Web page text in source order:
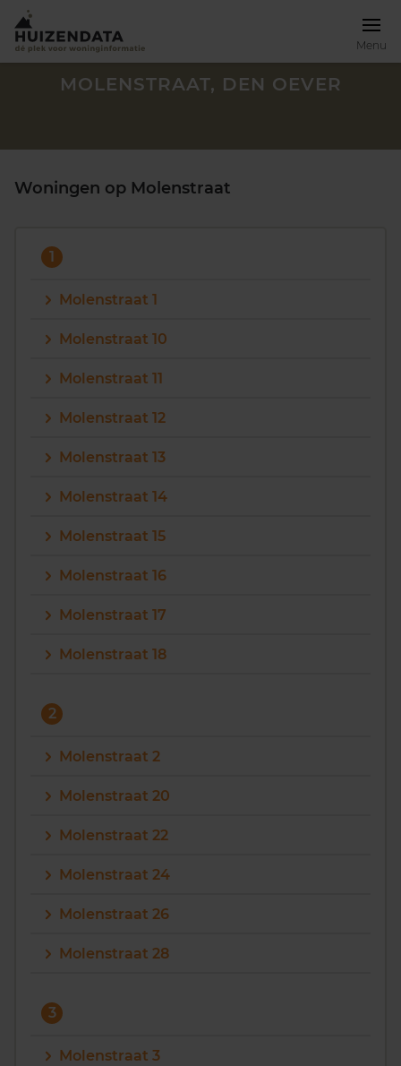
Menu
Maandag t/m vrijdag - 08:00 -18:00
MOLENSTRAAT, DEN OEVER
Woningen op Molenstraat
1
Molenstraat 1
Molenstraat 10
Molenstraat 11
Molenstraat 12
Molenstraat 13
Molenstraat 14
Molenstraat 15
Molenstraat 16
Molenstraat 17
Molenstraat 18
2
Molenstraat 2
Molenstraat 20
Molenstraat 22
Molenstraat 24
Molenstraat 26
Molenstraat 28
3
Molenstraat 3